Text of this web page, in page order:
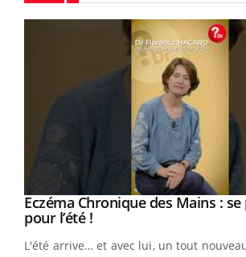
Youtube
Eczéma Chronique des Mains :
pour l’été !Youtube
L'été arrive… et avec lui, un tout